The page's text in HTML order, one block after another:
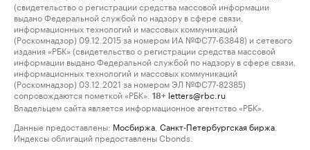
(свидетельство о регистрации средства массовой информации
выдано Федеральной службой по надзору в сфере связи,
информационных технологий и массовых коммуникаций
(Роскомнадзор) 09.12.2015 за номером ИА №ФС77-63848) и сетевого
издания «РБК» (свидетельство о регистрации средства массовой
информации выдано Федеральной службой по надзору в сфере связи,
информационных технологий и массовых коммуникаций
(Роскомнадзор) 03.12.2021 за номером ЭЛ №ФС77-82385)
сопровождаются пометкой «РБК».
18+ letters@rbc.ru
Владельцем сайта является информационное агентство «РБК».
Данные предоставлены: Мосбиржа Санкт-Петербургская биржа
Индексы облигаций предоставлены Cbonds.